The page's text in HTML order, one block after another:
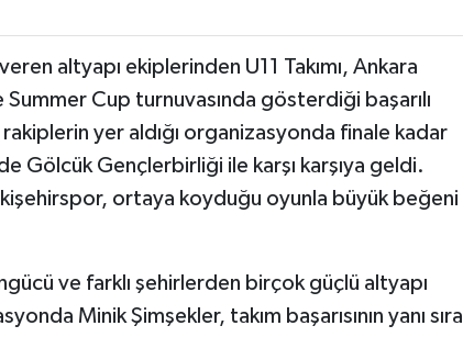
altyapı ekiplerinden U11 Takımı, Ankara
Cup turnuvasında gösterdiği başarılı
yer aldığı organizasyonda finale kadar
Gölcük Gençlerbirliği ile karşı karşıya geldi.
ortaya koyduğu oyunla büyük beğeni
ve farklı şehirlerden birçok güçlü altyapı
Minik Şimşekler, takım başarısının yanı sıra